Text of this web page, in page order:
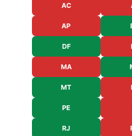
AC
AP
DF
MA
MT
PE
RJ